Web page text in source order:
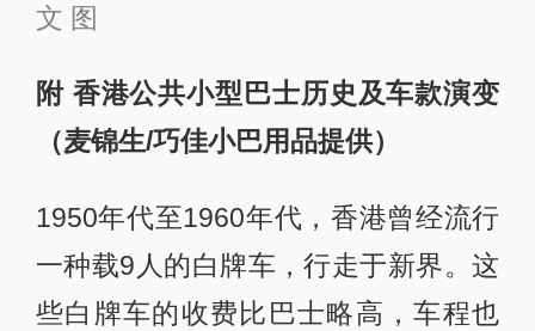
文 图
附 香港公共小型巴士历史及车款演变
（麦锦生/巧佳小巴用品提供）
1950年代至1960年代，香港曾经流行
一种载9人的白牌车，行走于新界。这
些白牌车的收费比巴士略高，车程也